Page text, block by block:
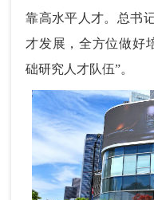
靠高水平人才。总书
才发展，全方位做好
础研究人才队伍”。